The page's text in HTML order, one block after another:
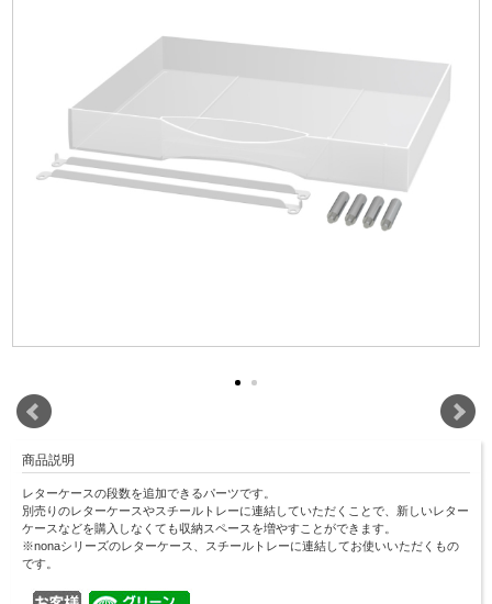
商品説明
レターケースの段数を追加できるパーツです。
別売りのレターケースやスチールトレーに連結していただくことで、新しいレター
ケースなどを購入しなくても収納スペースを増やすことができます。
※nonaシリーズのレターケース、スチールトレーに連結してお使いいただくもの
です。